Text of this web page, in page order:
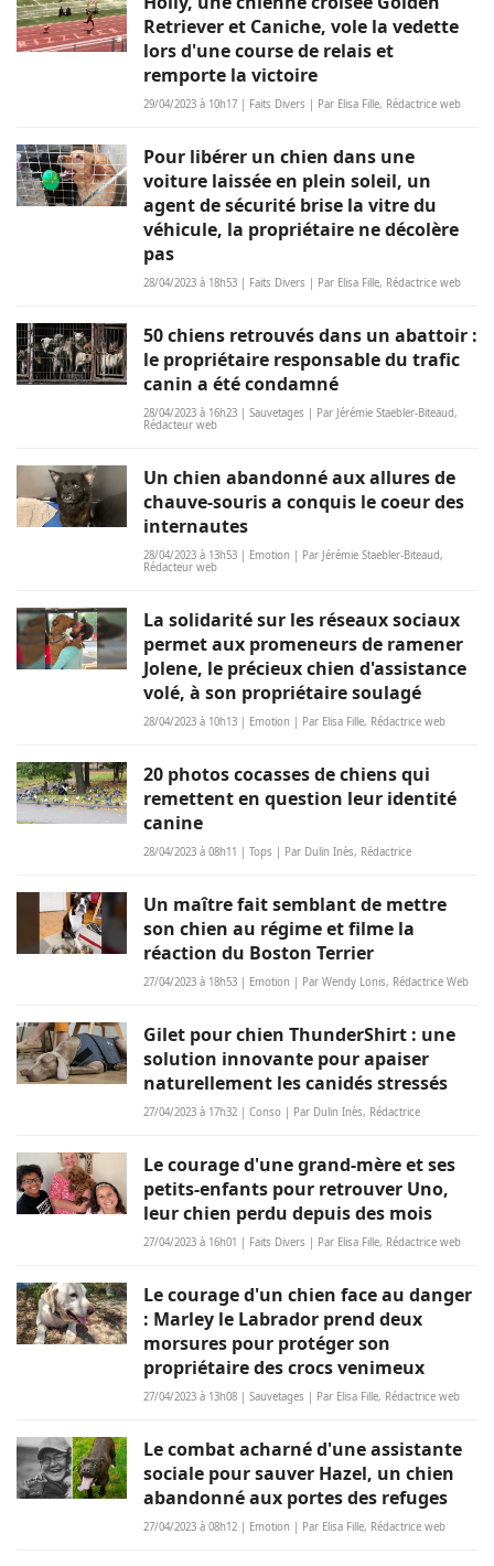
Retriever et Caniche, vole la vedette
lors d'une course de relais et
remporte la victoire
29/04/2023 à 10h17 | Faits Divers | Par Elisa Fille, Rédactrice web
Pour libérer un chien dans une
voiture laissée en plein soleil, un
agent de sécurité brise la vitre du
véhicule, la propriétaire ne décolère
pas
28/04/2023 à 18h53 | Faits Divers | Par Elisa Fille, Rédactrice web
50 chiens retrouvés dans un abattoir :
le propriétaire responsable du trafic
canin a été condamné
28/04/2023 à 16h23 | Sauvetages | Par Jérémie Staebler-Biteaud,
Rédacteur web
Un chien abandonné aux allures de
chauve-souris a conquis le coeur des
internautes
28/04/2023 à 13h53 | Emotion | Par Jérémie Staebler-Biteaud,
Rédacteur web
La solidarité sur les réseaux sociaux
permet aux promeneurs de ramener
Jolene, le précieux chien d'assistance
volé, à son propriétaire soulagé
28/04/2023 à 10h13 | Emotion | Par Elisa Fille, Rédactrice web
20 photos cocasses de chiens qui
remettent en question leur identité
canine
28/04/2023 à 08h11 | Tops | Par Dulin Inès, Rédactrice
Un maître fait semblant de mettre
son chien au régime et filme la
réaction du Boston Terrier
27/04/2023 à 18h53 | Emotion | Par Wendy Lonis, Rédactrice Web
Gilet pour chien ThunderShirt : une
solution innovante pour apaiser
naturellement les canidés stressés
27/04/2023 à 17h32 | Conso | Par Dulin Inès, Rédactrice
Le courage d'une grand-mère et ses
petits-enfants pour retrouver Uno,
leur chien perdu depuis des mois
27/04/2023 à 16h01 | Faits Divers | Par Elisa Fille, Rédactrice web
Le courage d'un chien face au danger
: Marley le Labrador prend deux
morsures pour protéger son
propriétaire des crocs venimeux
27/04/2023 à 13h08 | Sauvetages | Par Elisa Fille, Rédactrice web
Le combat acharné d'une assistante
sociale pour sauver Hazel, un chien
abandonné aux portes des refuges
27/04/2023 à 08h12 | Emotion | Par Elisa Fille, Rédactrice web